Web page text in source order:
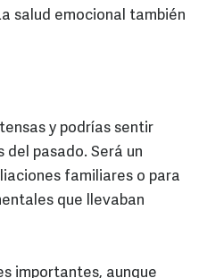
salud emocional también
y podrías sentir
pasado. Será un
familiares o para
que llevaban
importantes, aunque